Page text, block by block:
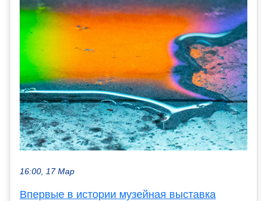
16:00, 17 Мар
Впервые в истории музейная выставка